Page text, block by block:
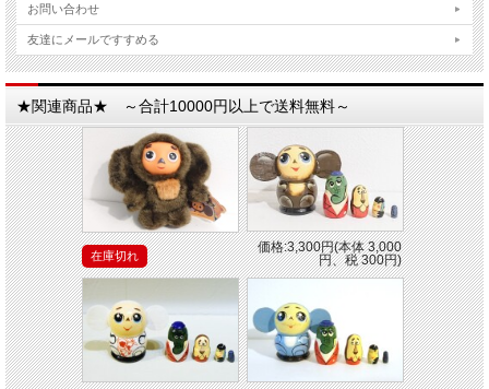
お問い合わせ
友達にメールですすめる
★関連商品★ ～合計10000円以上で送料無料～
在庫切れ
価格:3,300円(本体 3,000
円、税 300円)